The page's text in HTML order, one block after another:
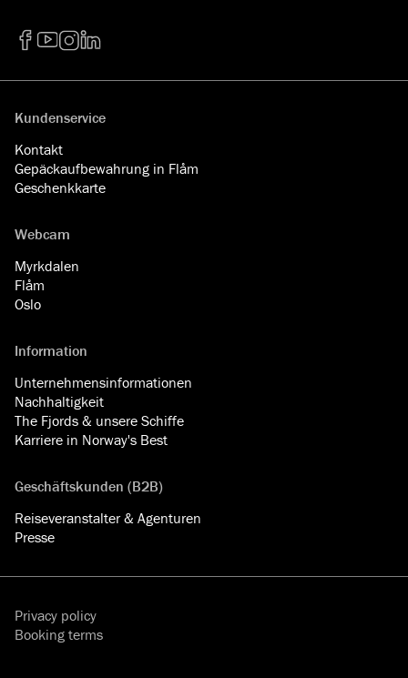
Kundenservice
Kontakt
Gepäckaufbewahrung in Flåm
Geschenkkarte
Webcam
Myrkdalen
Flåm
Oslo
Information
Unternehmensinformationen
Nachhaltigkeit
The Fjords & unsere Schiffe
Karriere in Norway's Best
Geschäftskunden (B2B)
Reiseveranstalter & Agenturen
Presse
Privacy policy
Booking terms